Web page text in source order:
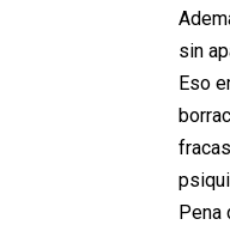
sin
Eso
Pena